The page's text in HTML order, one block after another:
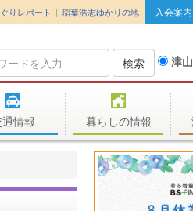
入会案内
りレポート 稲葉浩志ゆかりの地
検索 津
通情報 暮らしの情報